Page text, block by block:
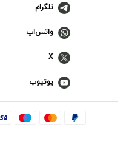
تلگرام
واتس‌اپ
X
یوتیوب